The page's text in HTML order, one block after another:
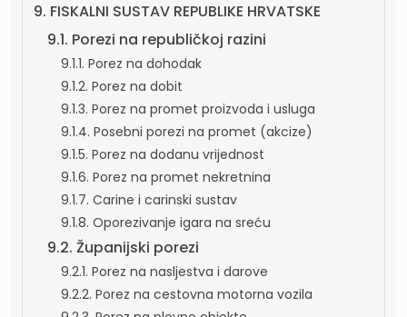
9. FISKALNI SUSTAV REPUBLIKE HRVATSKE
9.1. Porezi na republičkoj razini
9.1.1. Porez na dohodak
9.1.2. Porez na dobit
9.1.3. Porez na promet proizvoda i usluga
9.1.4. Posebni porezi na promet (akcize)
9.1.5. Porez na dodanu vrijednost
9.1.6. Porez na promet nekretnina
9.1.7. Carine i carinski sustav
9.1.8. Oporezivanje igara na sreću
9.2. Županijski porezi
9.2.1. Porez na nasljestva i darove
9.2.2. Porez na cestovna motorna vozila